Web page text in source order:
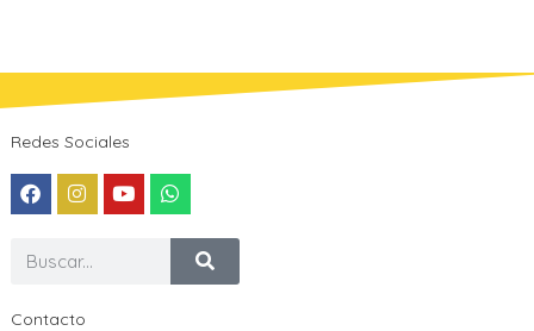
Redes Sociales
Contacto